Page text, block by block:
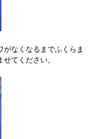
なくなるまでふくらま
てください。